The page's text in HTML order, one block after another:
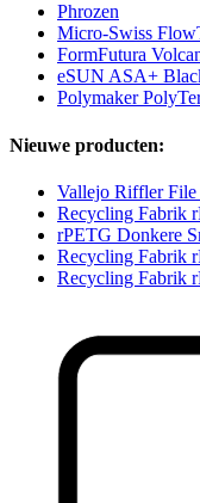
Phrozen
Micro-Swiss
FormFutura
eSUN ASA+
Polymaker
Nieuwe producten:
Vallejo Riffler File
Recycling Fabrik
rPETG Donkere
Recycling Fabrik
Recycling Fabrik